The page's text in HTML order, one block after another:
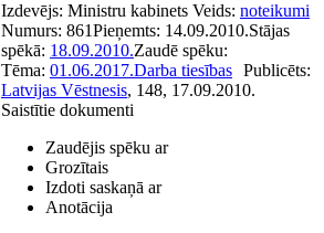
Izdevējs: Ministru kabinets Veids: noteikumi
Numurs: 861Pieņemts: 14.09.2010.Stājas
spēkā: 18.09.2010.Zaudē spēku:
01.06.2017.
Tēma: Darba tiesības Publicēts:
Latvijas Vēstnesis, 148, 17.09.2010.
Saistītie dokumenti
Zaudējis spēku ar
Grozītais
Izdoti saskaņā ar
Anotācija